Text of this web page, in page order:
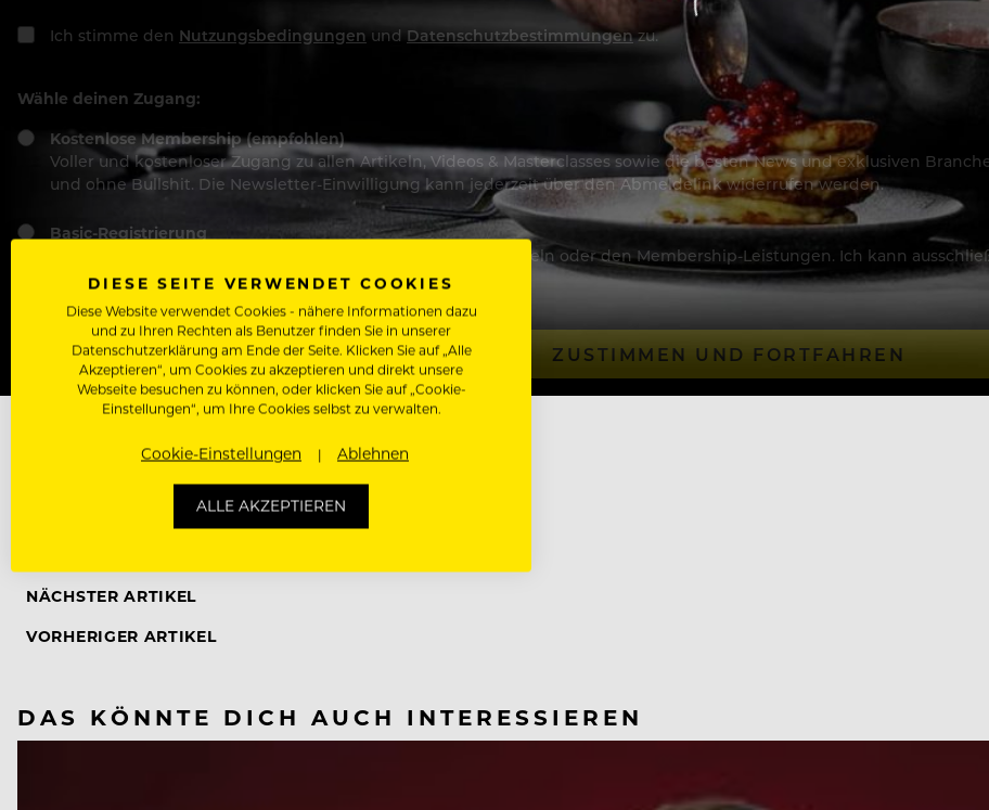
Ich stimme den Nutzungsbedingungen und Datenschutzbestimmungenzu.
Wähle deinen Zugang:
Kostenlose Membership (empfohlen)
Voller und kostenloser Zugang zu allen Artikeln, Videos & Masterclasses sowie die besten News und exklusiven
und ohne Bullshit. Die Newsletter-Einwilligung kann jederzeit über den Abmeldelink widerrufen werden.
Basic-Registrierung
Mit der Basic-Registrierung habe ich KEINEN Zugang zu Artikeln oder den Membership-Leistungen. Ich kann
Bewerber, nutzen.
ZUSTIMMEN UND FORTFAHREN
NÄCHSTER ARTIKEL
VORHERIGER ARTIKEL
DAS KÖNNTE DICH AUCH INTERESSIEREN
DIESE SEITE VERWENDET COOKIES
Diese Website verwendet Cookies - nähere Informationen dazu
und zu Ihren Rechten als Benutzer finden Sie in unserer
Datenschutzerklärung am Ende der Seite. Klicken Sie auf „Alle
Akzeptieren“, um Cookies zu akzeptieren und direkt unsere
Webseite besuchen zu können, oder klicken Sie auf „Cookie-
Einstellungen“, um Ihre Cookies selbst zu verwalten.
Cookie-Einstellungen Ablehnen
ALLE AKZEPTIEREN